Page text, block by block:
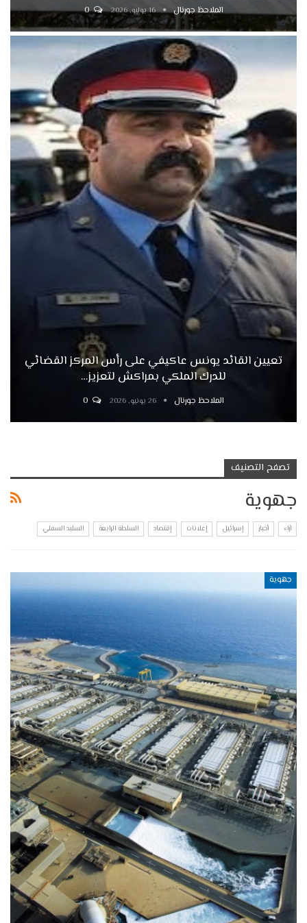
الملاحظ جورنال 16 يوليو, 2026 0
تعيين القائد يونس عاكيفي على رأس المركز القضائي
للدرك الملكي بمراكش لتعزيز…
الملاحظ جورنال 26 يونيو, 2026
تصفح التصنيف
جهوية
آراء أخبار إسرائيل إعلانات إقتصاد السلطة الرابعة السليد السفلي
جهوية